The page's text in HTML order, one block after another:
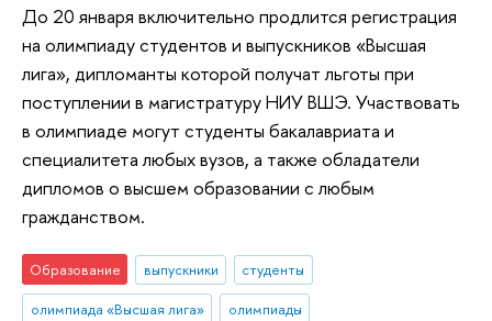
До 20 января включительно продлится регистрация
на олимпиаду студентов и выпускников «Высшая
лига», дипломанты которой получат льготы при
поступлении в магистратуру НИУ ВШЭ. Участвовать
в олимпиаде могут студенты бакалавриата и
специалитета любых вузов, а также обладатели
дипломов о высшем образовании с любым
гражданством.
Образование выпускники
студенты
олимпиада «Высшая лига»
олимпиады